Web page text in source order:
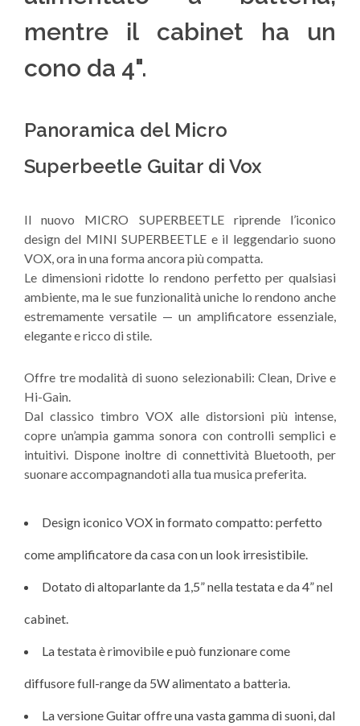
mentre il cabinet ha un
cono da 4".
Panoramica del Micro
Superbeetle Guitar di Vox
Il nuovo MICRO SUPERBEETLE riprende l’iconico
design del MINI SUPERBEETLE e il leggendario suono
VOX, ora in una forma ancora più compatta.
Le dimensioni ridotte lo rendono perfetto per qualsiasi
ambiente, ma le sue funzionalità uniche lo rendono anche
estremamente versatile — un amplificatore essenziale,
elegante e ricco di stile.
Offre tre modalità di suono selezionabili: Clean, Drive e
Hi-Gain.
Dal classico timbro VOX alle distorsioni più intense,
copre un’ampia gamma sonora con controlli semplici e
intuitivi. Dispone inoltre di connettività Bluetooth, per
suonare accompagnandoti alla tua musica preferita.
Design iconico VOX in formato compatto: perfetto
come amplificatore da casa con un look irresistibile.
Dotato di altoparlante da 1,5” nella testata e da 4” nel
cabinet.
La testata è rimovibile e può funzionare come
diffusore full-range da 5W alimentato a batteria.
La versione Guitar offre una vasta gamma di suoni, dal